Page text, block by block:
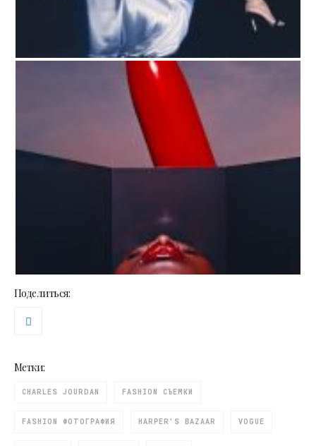
Поделиться:
Метки:
CHARLES JOURDAN FASHION СЪЕМКИ
FASHION ФОТОГРАФИЯ HARPER'S BAZAAR VOGUE